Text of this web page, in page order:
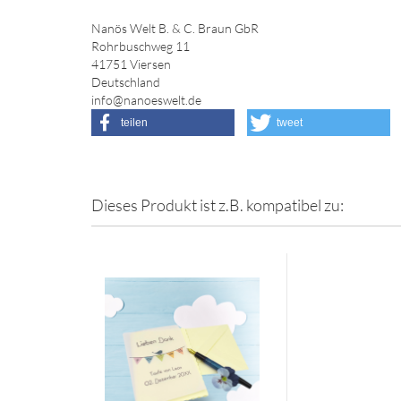
Nanös Welt B. & C. Braun GbR
Rohrbuschweg 11
41751 Viersen
Deutschland
info@nanoeswelt.de
teilen tweet
Dieses Produkt ist z.B. kompatibel zu: